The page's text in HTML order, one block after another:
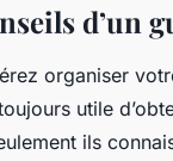
d’un
organiser
utile
ils